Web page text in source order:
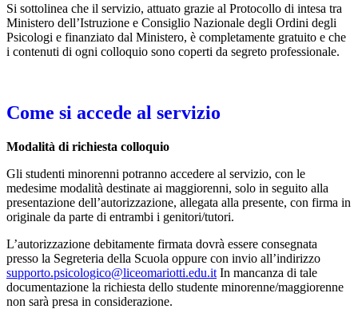
Si sottolinea che il servizio, attuato grazie al Protocollo di intesa tra
Ministero dell’Istruzione e Consiglio Nazionale degli Ordini degli
Psicologi e finanziato dal Ministero, è completamente gratuito e che
i contenuti di ogni colloquio sono coperti da segreto professionale.
Come si accede al servizio
Modalità di richiesta colloquio
Gli studenti minorenni potranno accedere al servizio, con le
medesime modalità destinate ai maggiorenni, solo in seguito alla
presentazione dell’autorizzazione, allegata alla presente, con firma in
originale da parte di entrambi i genitori/tutori.
L’autorizzazione debitamente firmata dovrà essere consegnata
presso la Segreteria della Scuola oppure con invio all’indirizzo
supporto.psicologico@liceomariotti.edu.it In mancanza di tale
documentazione la richiesta dello studente minorenne/maggiorenne
non sarà presa in considerazione.